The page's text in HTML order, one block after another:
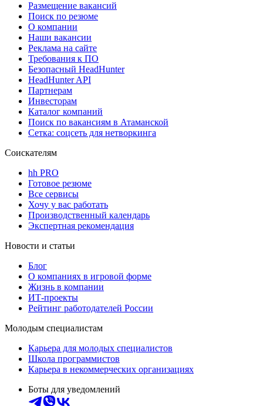
Размещение вакансий
Поиск по резюме
О компании
Наши вакансии
Реклама на сайте
Требования к ПО
Безопасный HeadHunter
HeadHunter API
Партнерам
Инвесторам
Каталог компаний
Поиск по вакансиям в Атаманской
Сетка: соцсеть для нетворкинга
Соискателям
hh PRO
Готовое резюме
Все сервисы
Хочу у вас работать
Производственный календарь
Экспертная рекомендация
Новости и статьи
Блог
О компаниях в игровой форме
Жизнь в компании
ИТ-проекты
Рейтинг работодателей России
Молодым специалистам
Карьера для молодых специалистов
Школа программистов
Карьера в некоммерческих организациях
Боты для уведомлений